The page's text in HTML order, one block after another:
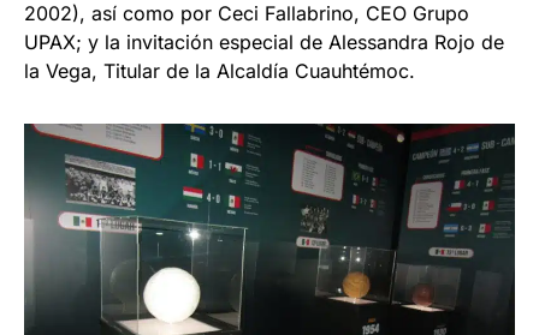
2002), así como por Ceci Fallabrino, CEO Grupo
UPAX; y la invitación especial de Alessandra Rojo de
la Vega, Titular de la Alcaldía Cuauhtémoc.